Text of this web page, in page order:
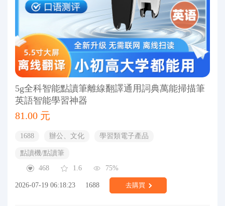
5g全科智能點讀筆離線翻譯通用詞典萬能掃描筆
英語智能學習神器
81.00 元
1688 辦公、文化 學習類電子產品
點讀機/點讀筆
468
1.6 75%
2026-07-19 06:18:23 1688 去購買